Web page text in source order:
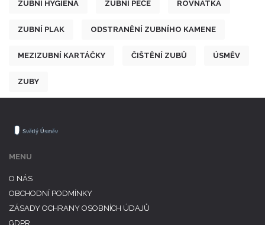
ZUBNÍ HYGIENA ZUBNÍ PÉČE ROVNÁTKA
ZUBNÍ PLAK ODSTRANĚNÍ ZUBNÍHO KAMENE
MEZIZUBNÍ KARTÁČKY ČIŠTĚNÍ ZUBŮ ÚSMĚV
ZUBY
MENU
O NÁS
OBCHODNÍ PODMÍNKY
ZÁSADY OCHRANY OSOBNÍCH ÚDAJŮ
GDPR